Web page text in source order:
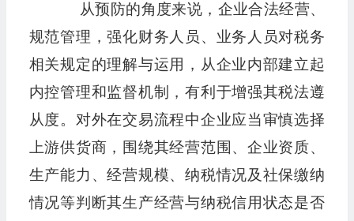
从预防的角度来说，企业合法经营、
规范管理，强化财务人员、业务人员对税务
相关规定的理解与运用，从企业内部建立起
内控管理和监督机制，有利于增强其税法遵
从度。对外在交易流程中企业应当审慎选择
上游供货商，围绕其经营范围、企业资质、
生产能力、经营规模、纳税情况及社保缴纳
情况等判断其生产经营与纳税信用状态是否